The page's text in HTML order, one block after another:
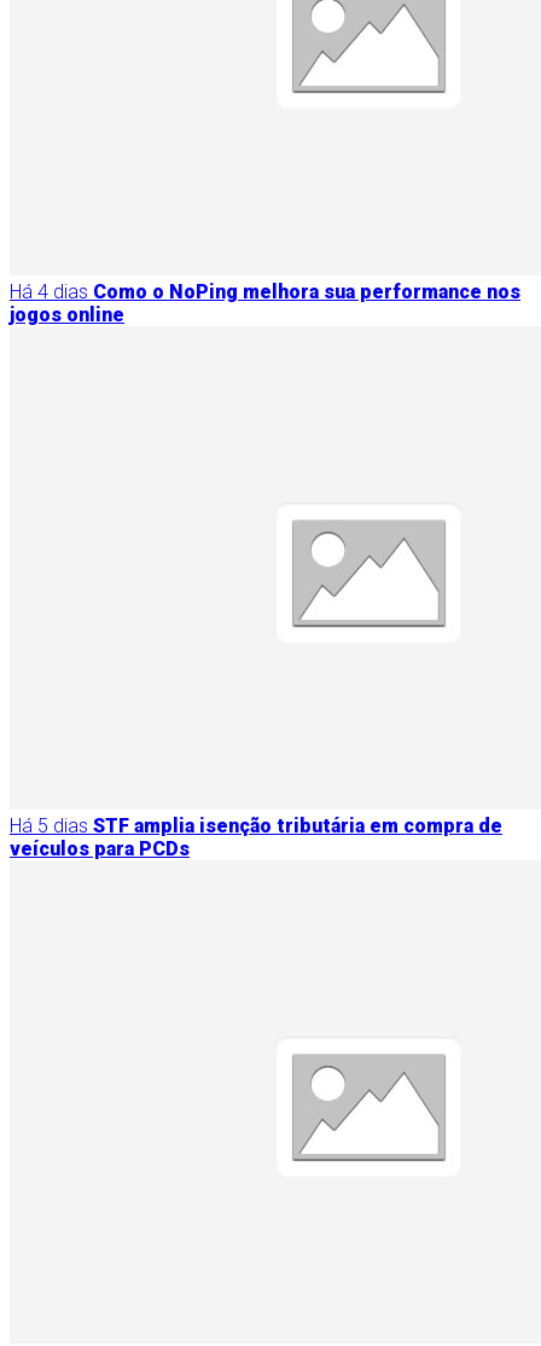
Há 4 dias Como o NoPing melhora sua performance nos
jogos online
Há 5 dias STF amplia isenção tributária em compra de
veículos para PCDs